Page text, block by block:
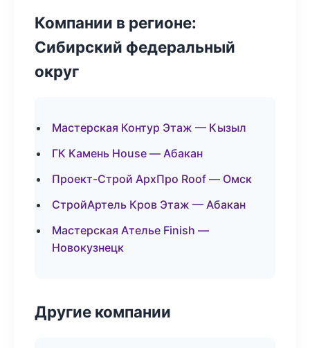
Компании в регионе:
Сибирский федеральный
округ
Мастерская Контур Этаж — Кызыл
ГК Камень House — Абакан
Проект-Строй АрхПро Roof — Омск
СтройАртель Кров Этаж — Абакан
Мастерская Ателье Finish —
Новокузнецк
Другие компании